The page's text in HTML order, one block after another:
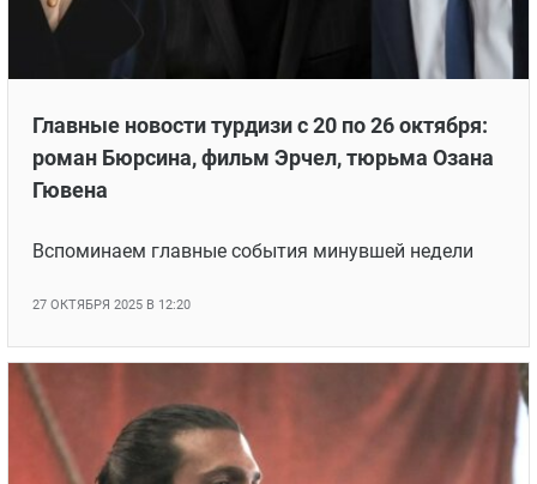
Главные новости турдизи с 20 по 26 октября:
роман Бюрсина, фильм Эрчел, тюрьма Озана
Гювена
Вспоминаем главные события минувшей недели
27 ОКТЯБРЯ 2025 В 12:20